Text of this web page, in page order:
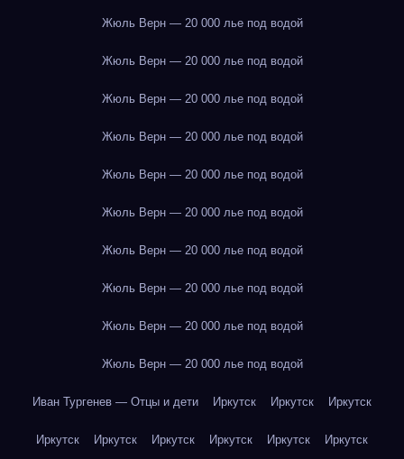
Жюль Верн — 20 000 лье под водой
Жюль Верн — 20 000 лье под водой
Жюль Верн — 20 000 лье под водой
Жюль Верн — 20 000 лье под водой
Жюль Верн — 20 000 лье под водой
Жюль Верн — 20 000 лье под водой
Жюль Верн — 20 000 лье под водой
Жюль Верн — 20 000 лье под водой
Жюль Верн — 20 000 лье под водой
Жюль Верн — 20 000 лье под водой
Иван Тургенев — Отцы и дети Иркутск Иркутск Иркутск
Иркутск Иркутск Иркутск Иркутск Иркутск Иркутск